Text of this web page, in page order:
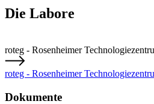
Die Labore
roteg - Rosenheimer
roteg - Rosenheimer
Dokumente